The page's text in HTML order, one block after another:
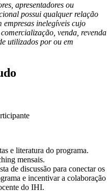
apresentadores ou
possui qualquer relação
inelegíveis cujo
venda, revenda
utilizados por ou em
e literatura do programa.
mensais.
de discussão para conectar os
e incentivar a colaboração
do IHI.